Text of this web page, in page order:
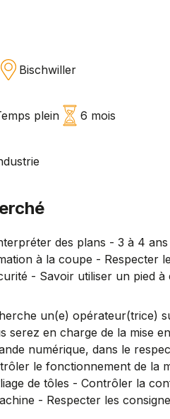
Bischwiller
plein 6 mois
des plans - 3 à 4
à la coupe - Respecter
- Savoir utiliser un pied à
un(e) opérateur(trice)
serez en charge de la mise
numérique, dans le
le fonctionnement de la
de tôles - Contrôler la
- Respecter les